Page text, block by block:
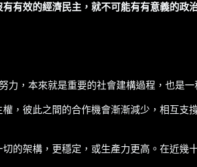
有有效的經濟民主，就不可能有有意義的政
力，本來就是重要的社會建構過程，也是一
，彼此之間的合作機會漸漸減少，相互支
的架構，更穩定，或生產力更高。在近幾